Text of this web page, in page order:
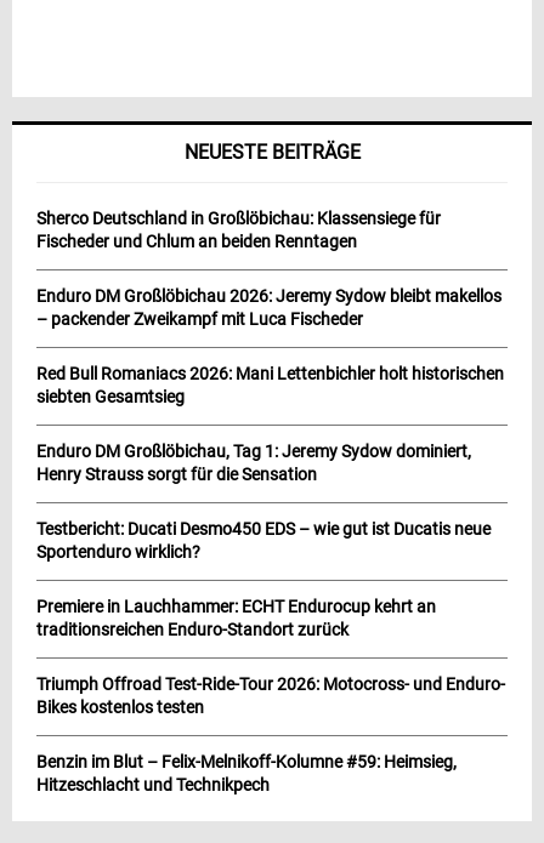
NEUESTE BEITRÄGE
Sherco Deutschland in Großlöbichau: Klassensiege für
Fischeder und Chlum an beiden Renntagen
Enduro DM Großlöbichau 2026: Jeremy Sydow bleibt makellos
– packender Zweikampf mit Luca Fischeder
Red Bull Romaniacs 2026: Mani Lettenbichler holt historischen
siebten Gesamtsieg
Enduro DM Großlöbichau, Tag 1: Jeremy Sydow dominiert,
Henry Strauss sorgt für die Sensation
Testbericht: Ducati Desmo450 EDS – wie gut ist Ducatis neue
Sportenduro wirklich?
Premiere in Lauchhammer: ECHT Endurocup kehrt an
traditionsreichen Enduro-Standort zurück
Triumph Offroad Test-Ride-Tour 2026: Motocross- und Enduro-
Bikes kostenlos testen
Benzin im Blut – Felix-Melnikoff-Kolumne #59: Heimsieg,
Hitzeschlacht und Technikpech